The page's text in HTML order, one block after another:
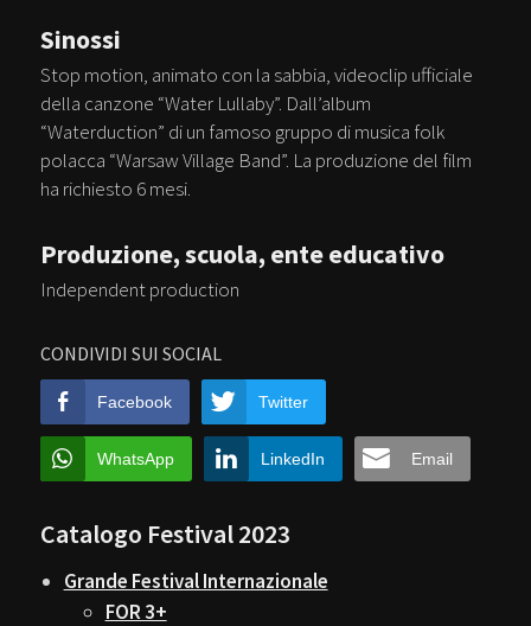
Sinossi
Stop motion, animato con la sabbia, videoclip ufficiale
della canzone “Water Lullaby”. Dall’album
“Waterduction” di un famoso gruppo di musica folk
polacca “Warsaw Village Band”. La produzione del film
ha richiesto 6 mesi.
CONDIVIDI SUI SOCIAL
Facebook Twitter
WhatsApp LinkedIn Email
Produzione, scuola, ente educativo
Independent production
Catalogo Festival 2023
Grande Festival Internazionale
FOR 3+